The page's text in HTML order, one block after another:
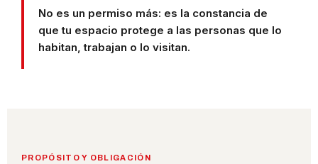
No es un permiso más: es la constancia de
que tu espacio protege a las personas que lo
habitan, trabajan o lo visitan.
PROPÓSITO Y OBLIGACIÓN